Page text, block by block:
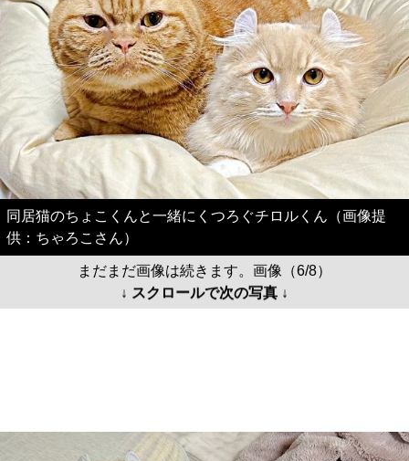
同居猫のちょこくんと一緒にくつろぐチロルくん（画像提
供：ちゃろこさん）
まだまだ画像は続きます。画像（6/8）
↓ スクロールで次の写真 ↓